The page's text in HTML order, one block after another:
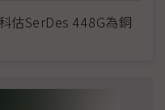
估SerDes 448G為銅